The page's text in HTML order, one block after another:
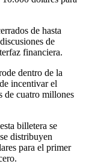
de hasta
de
financiera.
dentro de la
incentivar el
de cuatro millones
billetera se
distribuyen
para el primer